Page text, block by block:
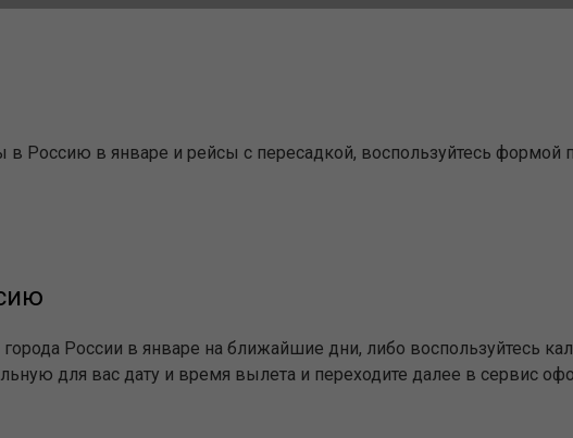
Россию в январе и рейсы с пересадкой, воспользуйтесь формой
России в январе на ближайшие дни, либо воспользуйтесь
для вас дату и время вылета и переходите далее в сервис